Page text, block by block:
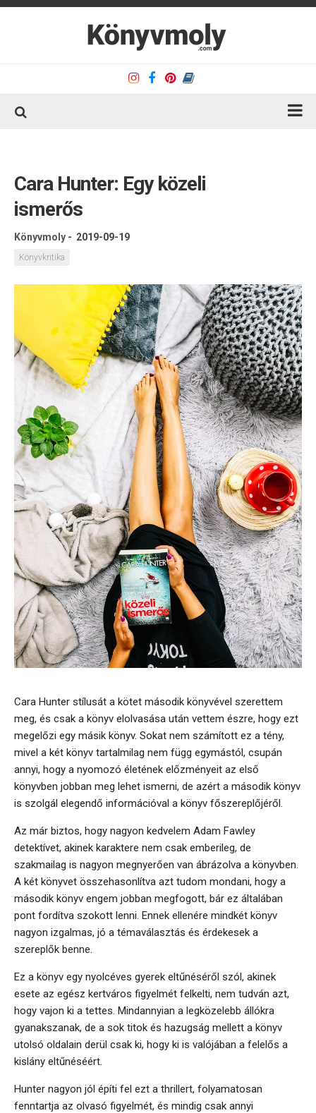
Könyvajánló
Kapcsolat
Olvasó sarok
Cara Hunter: Egy közeli
ismerős
Könyvmoly - 2019-09-19
Könyvkritika
Cara Hunter stílusát a kötet második könyvével szerettem
meg, és csak a könyv elolvasása után vettem észre, hogy ezt
megelőzi egy másik könyv. Sokat nem számított ez a tény,
mivel a két könyv tartalmilag nem függ egymástól, csupán
annyi, hogy a nyomozó életének előzményeit az első
könyvben jobban meg lehet ismerni, de azért a második könyv
is szolgál elegendő információval a könyv főszereplőjéről.
Az már biztos, hogy nagyon kedvelem Adam Fawley
detektívet, akinek karaktere nem csak emberileg, de
szakmailag is nagyon megnyerően van ábrázolva a könyvben.
A két könyvet összehasonlítva azt tudom mondani, hogy a
második könyv engem jobban megfogott, bár ez általában
pont fordítva szokott lenni. Ennek ellenére mindkét könyv
nagyon izgalmas, jó a témaválasztás és érdekesek a
szereplők benne.
Ez a könyv egy nyolcéves gyerek eltűnéséről szól, akinek
esete az egész kertváros figyelmét felkelti, nem tudván azt,
hogy vajon ki a tettes. Mindannyian a legközelebb állókra
gyanakszanak, de a sok titok és hazugság mellett a könyv
utolsó oldalain derül csak ki, hogy ki is valójában a felelős a
kislány eltűnéséért.
Hunter nagyon jól építi fel ezt a thrillert, folyamatosan
fenntartja az olvasó figyelmét, és mindig csak annyi